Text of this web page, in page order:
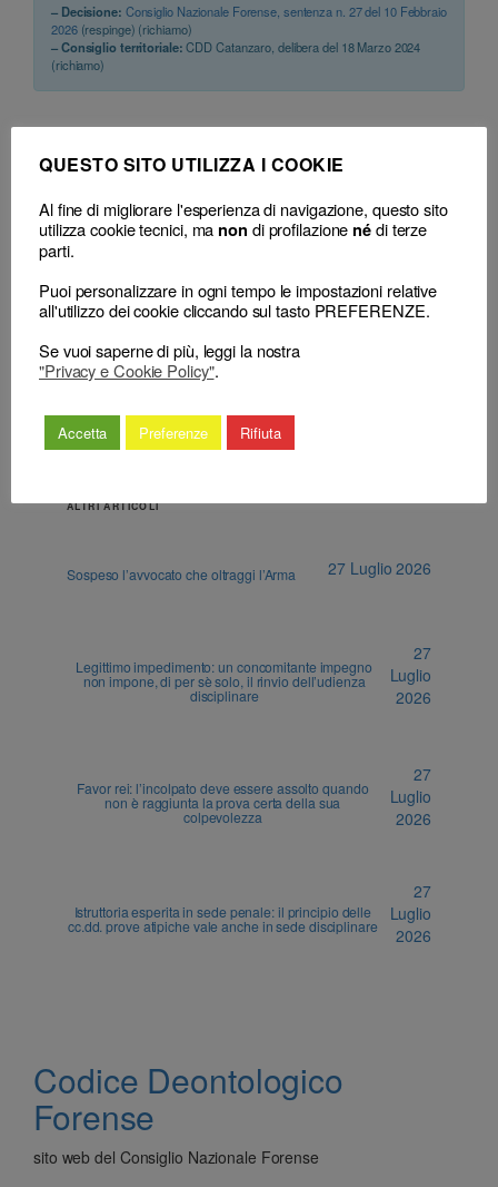
– Decisione: Consiglio Nazionale Forense, sentenza n. 27 del 10 Febbraio
2026(respinge) (richiamo)
– Consiglio territoriale:CDD Catanzaro, delibera del 18 Marzo 2024
(richiamo)
← L’erronea impugnazione al
CNF del richiamo verbale
pronunciato nella fase istruttoria
inammissibile
l’impugnazione da parte
ALTRI ARTICOLI
Sospeso l’avvocato che oltraggi l’Arma 27 Luglio 2026
Legittimo impedimento: un concomitante impegno
non impone, di per sè solo, il rinvio dell’udienza
disciplinare
27
Luglio
2026
Favor rei: l’incolpato deve essere assolto quando
non è raggiunta la prova certa della sua
colpevolezza
27
Luglio
2026
Istruttoria esperita in sede penale: il principio delle
cc.dd. prove atipiche vale anche in sede disciplinare
27
Luglio
2026
Codice Deontologico
Forense
sito web del Consiglio Nazionale Forense
QUESTO SITO UTILIZZA I COOKIE
Al fine di migliorare l'esperienza di navigazione, questo sito
utilizza cookie tecnici, ma non di profilazione nédi terze
parti.
Puoi personalizzare in ogni tempo le impostazioni relative
all'utilizzo dei cookie cliccando sul tasto PREFERENZE.
Se vuoi saperne di più, leggi la nostra
"Privacy e Cookie Policy".
Accetta Preferenze Rifiuta